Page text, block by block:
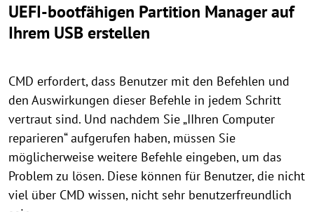
UEFI-bootfähigen Partition Manager auf
Ihrem USB erstellen
CMD erfordert, dass Benutzer mit den Befehlen und
den Auswirkungen dieser Befehle in jedem Schritt
vertraut sind. Und nachdem Sie „IIhren Computer
reparieren“ aufgerufen haben, müssen Sie
möglicherweise weitere Befehle eingeben, um das
Problem zu lösen. Diese können für Benutzer, die nicht
viel über CMD wissen, nicht sehr benutzerfreundlich